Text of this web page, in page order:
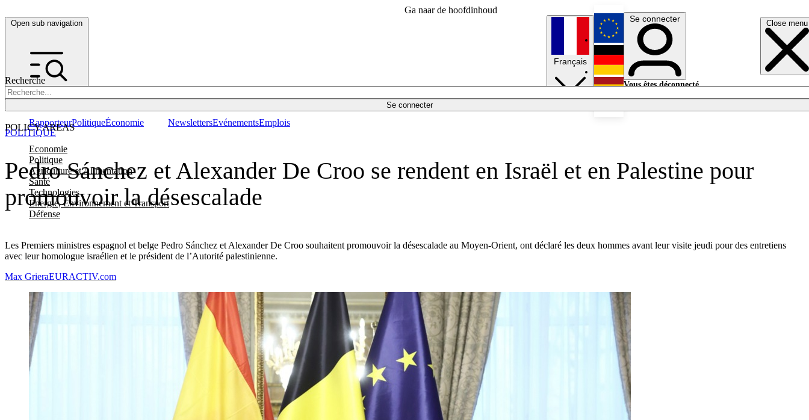
Ga naar de hoofdinhoud
Open sub navigation Close menu
Recherche
Se connecter
POLICY AREAS
Economie
Politique
Agriculture et Alimentation
Santé
Technologies
Energie, Environnement et Transport
Défense
RapporteurPolitiqueÉconomie NewslettersEvénementsEmplois
Français
English
Deutsch
Se connecter
Vous êtes déconnecté.
Pedro Sánchez et Alexander De Croo se rendent en Israël et en Palestine pour
promouvoir la désescalade
Les Premiers ministres espagnol et belge Pedro Sánchez et Alexander De Croo souhaitent promouvoir la désescalade au Moyen-Orient, ont déclaré les deux hommes avant leur visite jeudi pour des entretiens
avec leur homologue israélien et le président de l’Autorité palestinienne.
POLITIQUE
Max GrieraEURACTIV.com